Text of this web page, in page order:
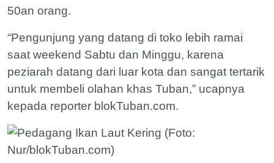
50an orang.
“Pengunjung yang datang di toko lebih ramai
saat weekend Sabtu dan Minggu, karena
peziarah datang dari luar kota dan sangat tertarik
untuk membeli olahan khas Tuban,” ucapnya
kepada reporter blokTuban.com.